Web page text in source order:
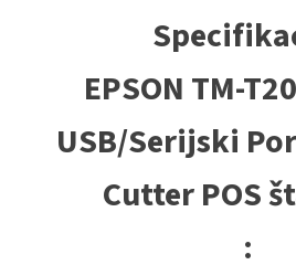
EPSON TM-
USB/Serijski
Cutter POS
: